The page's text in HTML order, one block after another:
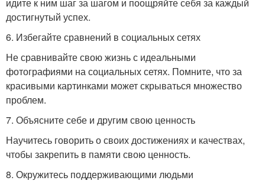
достигнутый успех.
6. Избегайте сравнений в социальных сетях
Не сравнивайте свою жизнь с идеальными
фотографиями на социальных сетях. Помните, что за
красивыми картинками может скрываться множество
проблем.
7. Объясните себе и другим свою ценность
Научитесь говорить о своих достижениях и качествах,
чтобы закрепить в памяти свою ценность.
8. Окружитесь поддерживающими людьми